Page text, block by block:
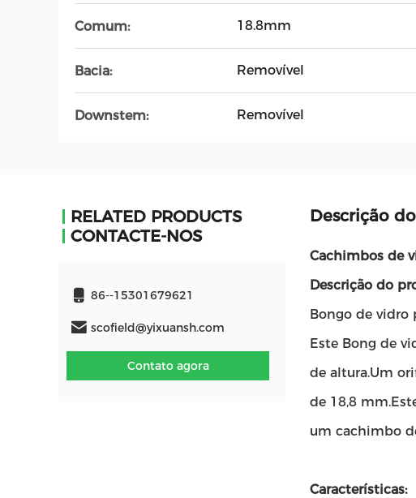
Comum: 18.8mm
Bacia: Removível
Downstem: Removível
RELATED PRODUCTS
CONTACTE-NOS
86--15301679621
scofield@yixuansh.com
Contato agora
Descrição
Cachimbos de
Descrição do
Bongo de vidro
Este Bong de
de altura.Um
de 18,8
um cachimbo
Características: